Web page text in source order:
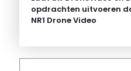
opdrachten uitvoeren
NR1 Drone Video